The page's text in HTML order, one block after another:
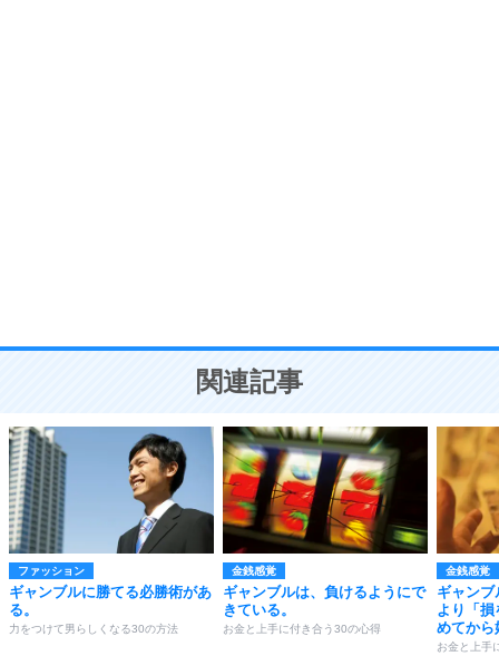
ことが大切。
関連記事
ファッション
ギャンブルに勝てる必勝術があ
る。
力をつけて男らしくなる30の方法
金銭感覚
ギャンブルは、負けるようにで
きている。
お金と上手に付き合う30の心得
金銭感覚
ギャン
より「
めてから
お金と上手